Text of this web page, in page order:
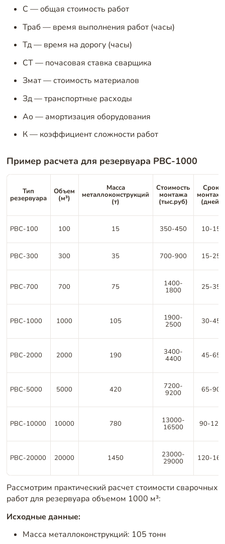
С — общая стоимость работ
Траб — время выполнения работ (часы)
Тд — время на дорогу (часы)
СТ — почасовая ставка сварщика
Змат — стоимость материалов
Зд — транспортные расходы
Ао — амортизация оборудования
К — коэффициент сложности работ
Пример расчета для резервуара РВС-1000
Тип
резервуара
Объем
(м³)
Масса
металлоконструкций
(т)
Стоимость
монтажа
(тыс.руб)
Срок
монтажа
(дней)
РВС-100 100 15 350-450 10-15
РВС-300 300 35 700-900 15-25
РВС-700 700 75 1400-
1800 25-35
РВС-1000 1000 105 1900-
2500 30-45
РВС-2000 2000 190 3400-
4400 45-65
РВС-5000 5000 420 7200-
9200 65-90
РВС-10000 10000 780 13000-
16500 90-120
РВС-20000 20000 1450 23000-
29000 120-160
Рассмотрим практический расчет стоимости сварочных
работ для резервуара объемом 1000 м³:
Исходные данные:
Масса металлоконструкций: 105 тонн